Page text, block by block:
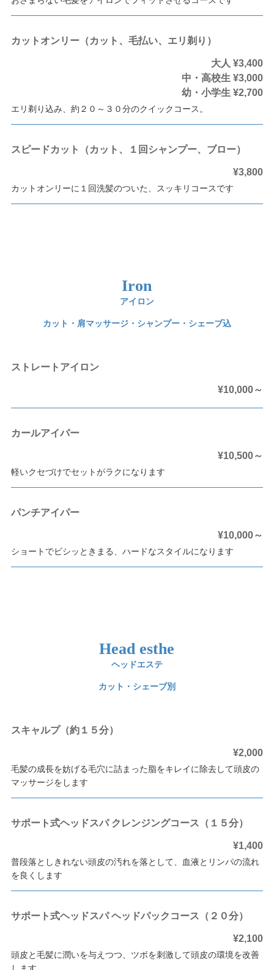
カットオンリー（カット、毛払い、エリ剃り）
大人 ¥3,400
中・高校生 ¥3,000
幼・小学生 ¥2,700
エリ剃り込み、約２０～３０分のクイックコース。
スピードカット（カット、１回シャンプー、ブロー）
¥3,800
カットオンリーに１回洗髪のついた、スッキリコースです
Iron
アイロン
カット・肩マッサージ・シャンプー・シェーブ込
ストレートアイロン
¥10,000～
カールアイパー
¥10,500～
軽いクセづけでセットがラクになります
パンチアイパー
¥10,000～
ショートでビシッときまる、ハードなスタイルになります
Head esthe
ヘッドエステ
カット・シェーブ別
スキャルプ（約１５分）
¥2,000
毛髪の成長を妨げる毛穴に詰まった脂をキレイに除去して頭皮の
マッサージをします
サポート式ヘッドスパ クレンジングコース（１５分）
¥1,400
普段落としきれない頭皮の汚れを落として、血液とリンパの流れ
を良くします
サポート式ヘッドスパ ヘッドパックコース（２０分）
¥2,100
頭皮と毛髪に潤いを与えつつ、ツボを刺激して頭皮の環境を改善